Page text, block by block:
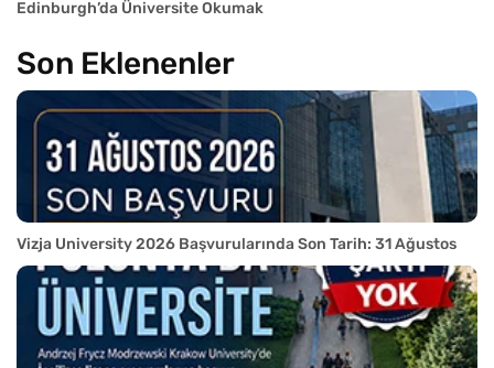
Edinburgh’da Üniversite Okumak
Son Eklenenler
Vizja University 2026 Başvurularında Son Tarih: 31 Ağustos